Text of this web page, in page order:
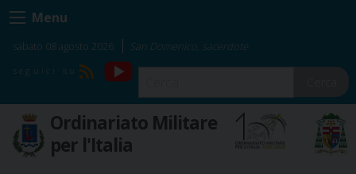
Skip
to
content
Menu
sabato 08 agosto 2026 San Domenico, sacerdote
RSS
YouTube
Ordinariato Militare
per l'Italia